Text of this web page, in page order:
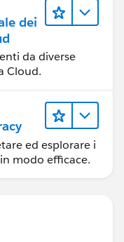
dei
da diverse
Cloud.
ed esplorare i
modo efficace.